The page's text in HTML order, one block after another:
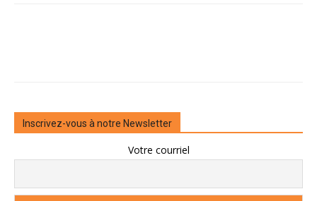
Inscrivez-vous à notre Newsletter
Votre courriel